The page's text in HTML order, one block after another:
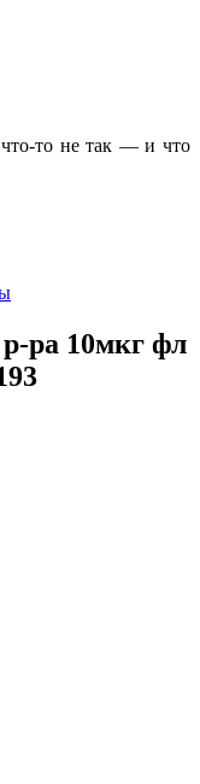
то не так — и что
ра 10мкг фл